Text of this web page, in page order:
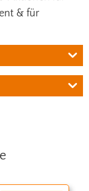
& für